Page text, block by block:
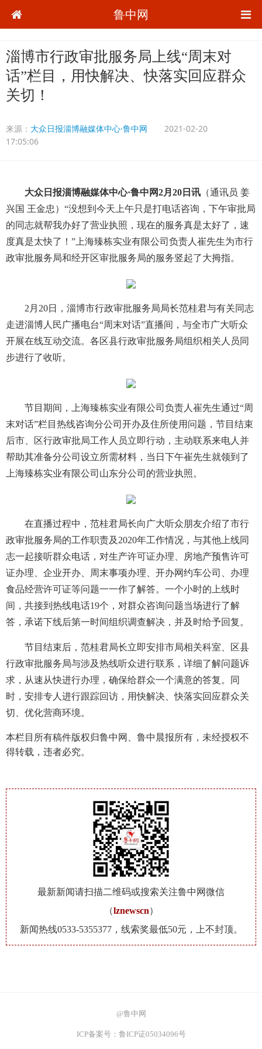
鲁中网
淄博市行政审批服务局上线“周末对
话”栏目，用快解决、快落实回应群众
关切！
来源： 大众日报淄博融媒体中心·鲁中网
2021-02-20
17:05:06
大众日报淄博融媒体中心·鲁中网2月20日讯 （通讯员 姜
兴国 王金忠）“没想到今天上午只是打电话咨询，下午审批局
的同志就帮我办好了营业执照，现在的服务真是太好了，速
度真是太快了！”上海臻栋实业有限公司负责人崔先生为市行
政审批服务局和经开区审批服务局的服务竖起了大拇指。
2月20日，淄博市行政审批服务局局长范桂君与有关同志
走进淄博人民广播电台“周末对话”直播间，与全市广大听众
开展在线互动交流。各区县行政审批服务局组织相关人员同
步进行了收听。
节目期间，上海臻栋实业有限公司负责人崔先生通过“周
末对话”栏目热线咨询分公司开办及住所使用问题，节目结束
后市、区行政审批局工作人员立即行动，主动联系来电人并
帮助其准备分公司设立所需材料，当日下午崔先生就领到了
上海臻栋实业有限公司山东分公司的营业执照。
在直播过程中，范桂君局长向广大听众朋友介绍了市行
政审批服务局的工作职责及2020年工作情况，与其他上线同
志一起接听群众电话，对生产许可证办理、房地产预售许可
证办理、企业开办、周末事项办理、开办网约车公司、办理
食品经营许可证等问题一一作了解答。一个小时的上线时
间，共接到热线电话19个，对群众咨询问题当场进行了解
答，承诺下线后第一时间组织调查解决，并及时给予回复。
节目结束后，范桂君局长立即安排市局相关科室、区县
行政审批服务局与涉及热线听众进行联系，详细了解问题诉
求，从速从快进行办理，确保给群众一个满意的答复。同
时，安排专人进行跟踪回访，用快解决、快落实回应群众关
切、优化营商环境。
本栏目所有稿件版权归鲁中网、鲁中晨报所有，未经授权不
得转载，违者必究。
最新新闻请扫描二维码或搜索关注鲁中网微信
（lznewscn）
新闻热线0533-5355377，线索奖最低50元，上不封顶。
@鲁中网
ICP备案号：鲁ICP证05034096号